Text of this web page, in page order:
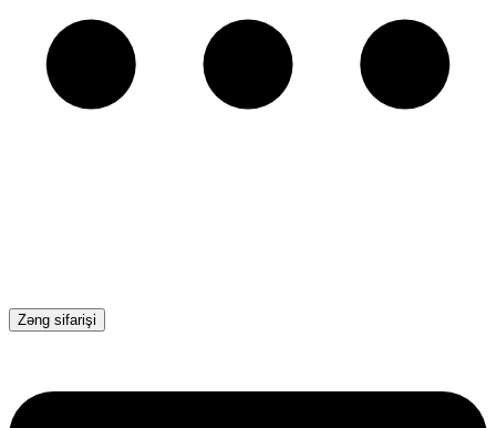
Zəng sifarişi